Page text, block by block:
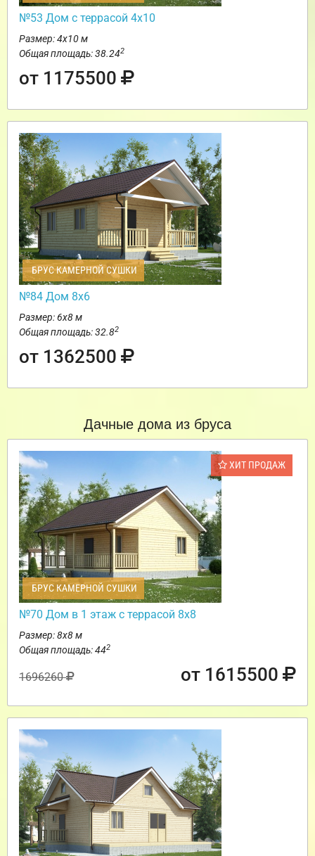
№53 Дом с террасой 4х10
Размер: 4х10 м
Общая площадь: 38.242
от 1175500
БРУС КАМЕРНОЙ СУШКИ
№84 Дом 8х6
Размер: 6х8 м
Общая площадь: 32.82
от 1362500
Дачные дома из бруса
ХИТ ПРОДАЖ
БРУС КАМЕРНОЙ СУШКИ
№70 Дом в 1 этаж с террасой 8х8
Размер: 8х8 м
Общая площадь: 442
1696260 от 1615500